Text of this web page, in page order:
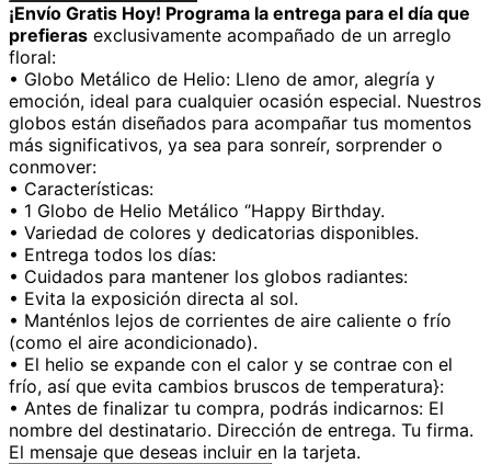
¡Envío Gratis Hoy! Programa la entrega para el día que
prefieras exclusivamente acompañado de un arreglo
floral:
• Globo Metálico de Helio: Lleno de amor, alegría y
emoción, ideal para cualquier ocasión especial. Nuestros
globos están diseñados para acompañar tus momentos
más significativos, ya sea para sonreír, sorprender o
conmover:
• Características:
• 1 Globo de Helio Metálico ‘’Happy Birthday.
• Variedad de colores y dedicatorias disponibles.
• Entrega todos los días:
• Cuidados para mantener los globos radiantes:
• Evita la exposición directa al sol.
• Manténlos lejos de corrientes de aire caliente o frío
(como el aire acondicionado).
• El helio se expande con el calor y se contrae con el
frío, así que evita cambios bruscos de temperatura}:
• Antes de finalizar tu compra, podrás indicarnos: El
nombre del destinatario. Dirección de entrega. Tu firma.
El mensaje que deseas incluir en la tarjeta.